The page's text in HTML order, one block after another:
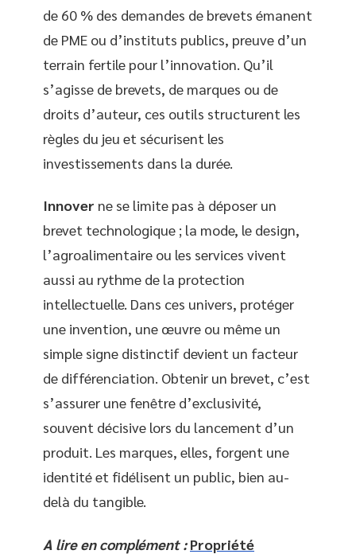
de 60 % des demandes de brevets émanent
de PME ou d’instituts publics, preuve d’un
terrain fertile pour l’innovation. Qu’il
s’agisse de brevets, de marques ou de
droits d’auteur, ces outils structurent les
règles du jeu et sécurisent les
investissements dans la durée.
Innover ne se limite pas à déposer un
brevet technologique ; la mode, le design,
l’agroalimentaire ou les services vivent
aussi au rythme de la protection
intellectuelle. Dans ces univers, protéger
une invention, une œuvre ou même un
simple signe distinctif devient un facteur
de différenciation. Obtenir un brevet, c’est
s’assurer une fenêtre d’exclusivité,
souvent décisive lors du lancement d’un
produit. Les marques, elles, forgent une
identité et fidélisent un public, bien au-
delà du tangible.
A lire en complément : Propriété